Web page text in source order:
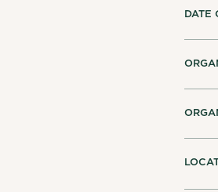
DATE